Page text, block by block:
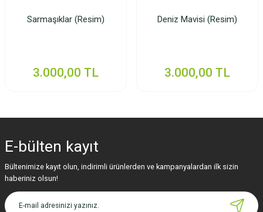
Sarmaşıklar (Resim)
3.000,00 TL
Deniz Mavisi (Resim)
3.000,00 TL
E-bülten kayıt
Bültenimize kayıt olun, indirimli ürünlerden ve kampanyalardan ilk sizin
haberiniz olsun!